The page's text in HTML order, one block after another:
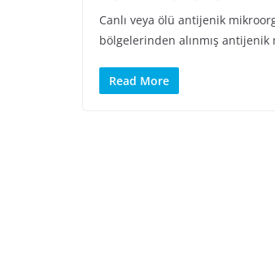
Canlı veya ölü antijenik
bölgelerinden alınmış
Read More